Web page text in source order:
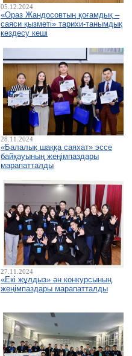
05.12.2024
«Ораз Жандосовтың қоғамдық –
саяси қызметі» тарихи-танымдық
кездесу кеші
28.11.2024
«Балалық шаққа саяхат» эссе
байқауының жеңімпаздары
марапатталды
27.11.2024
«Екі жұлдыз» ән конкурсының
жеңімпаздары марапатталды